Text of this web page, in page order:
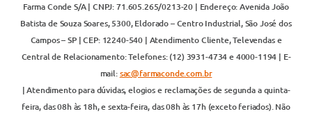
Farma Conde S/A | CNPJ: 71.605.265/0213-20 | Endereço: Avenida João
Batista de Souza Soares, 5300, Eldorado – Centro Industrial, São José dos
Campos – SP | CEP: 12240-540 | Atendimento Cliente, Televendas e
Central de Relacionamento: Telefones: (12) 3931-4734 e 4000-1194 | E-
mail:sac@farmaconde.com.br
| Atendimento para dúvidas, elogios e reclamações de segunda a quinta-
feira, das 08h às 18h, e sexta-feira, das 08h às 17h (exceto feriados). Não